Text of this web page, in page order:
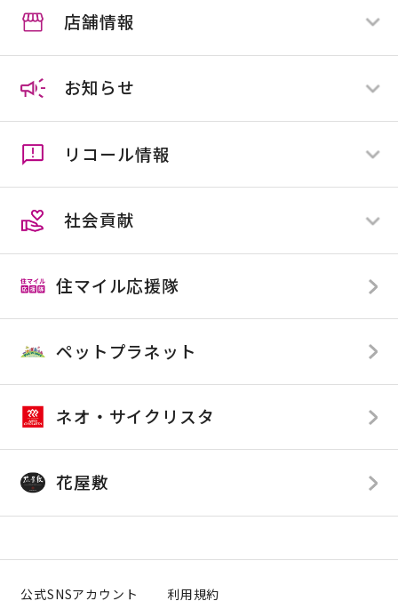
住マイル応援隊
ペットプラネット
ネオ・サイクリスタ
花屋敷
すべて
全店舗
店舗限定
店舗情報
ホームセンター
ペットプラネット
ネオ・サイクリスタ
花屋敷
お知らせ
すべて
全店舗
店舗限定
リコール情報
すべて
全店舗
店舗限定
社会貢献
TOP
SDGsへの取り組み
カンセキが応援している企業様
カンセキが提供している番組
公式SNSアカウント 利用規約